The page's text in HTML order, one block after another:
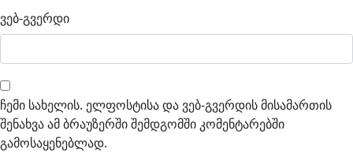
ვებ-გვერდი
ჩემი სახელის. ელფოსტისა და ვებ-გვერდის მისამართის
შენახვა ამ ბრაუზერში შემდგომში კომენტარებში
გამოსაყენებლად.